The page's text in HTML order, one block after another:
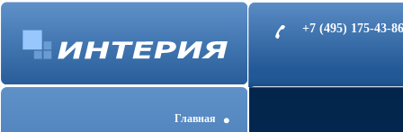
+7 (495) 175-43-
Главная